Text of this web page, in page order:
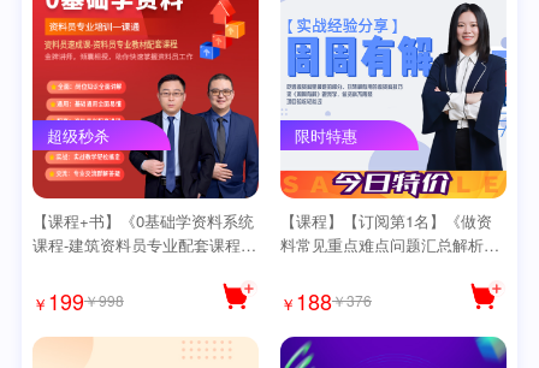
超级秒杀
【课程+书】《0基础学资料系统
课程-建筑资料员专业配套课程》
￥ 199￥998
限时特惠
【课程】【订阅第1名】《做资
料常见重点难点问题汇总解析大
课】限时送思维导图
￥ 188￥376